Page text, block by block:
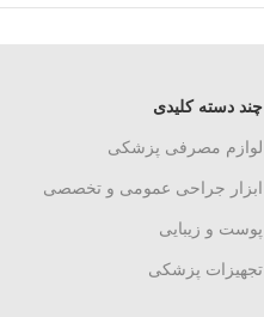
چند دسته کلیدی
لوازم مصرفی پزشکی
ابزار جراحی عمومی و تخصصی
پوست و زیبایی
تجهیزات پزشکی